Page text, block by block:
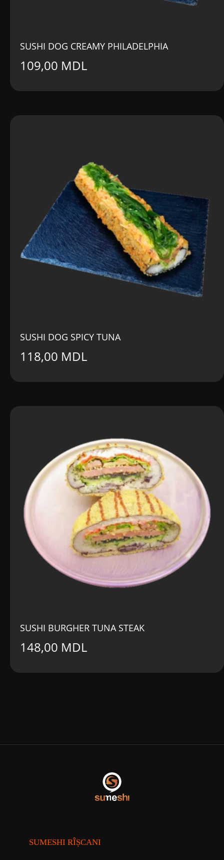
SUSHI DOG CREAMY PHILADELPHIA
109,00 MDL
SUSHI DOG SPICY TUNA
118,00 MDL
SUSHI BURGHER TUNA STEAK
148,00 MDL
SUMESHI RÎȘCANI